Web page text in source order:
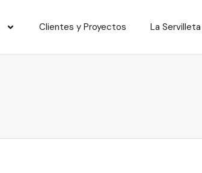
Clientes y Proyectos La Servilleta